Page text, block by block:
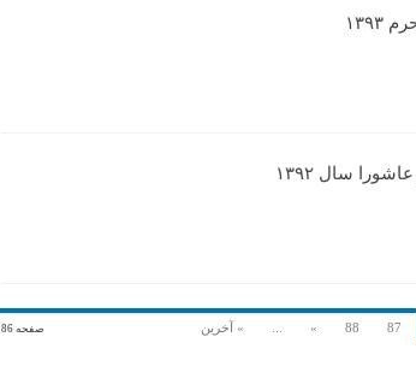
سال ۱۳۹۲
صفحه 86 از 90 87
88
» » آخرین